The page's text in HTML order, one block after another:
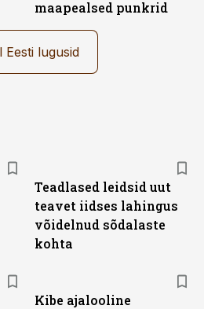
maapealsed punkrid
Eesti lugusid
Teadlased leidsid uut
teavet iidses lahingus
võidelnud sõdalaste
kohta
Kibe ajalooline